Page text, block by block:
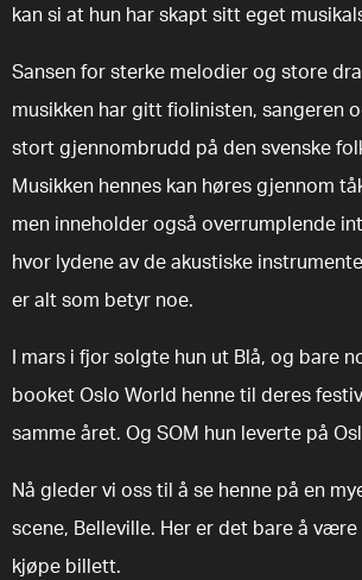
kan si at hun har skapt sitt eget
Sansen for sterke melodier og store
musikken har gitt fiolinisten, sangeren
stort gjennombrudd på den svenske
Musikken hennes kan høres gjennom
men inneholder også overrumplende
hvor lydene av de akustiske
er alt som betyr noe.
I mars i fjor solgte hun ut Blå, og bare
booket Oslo World henne til deres
samme året. Og SOM hun leverte på
Nå gleder vi oss til å se henne på en
scene, Belleville. Her er det bare å
kjøpe billett.